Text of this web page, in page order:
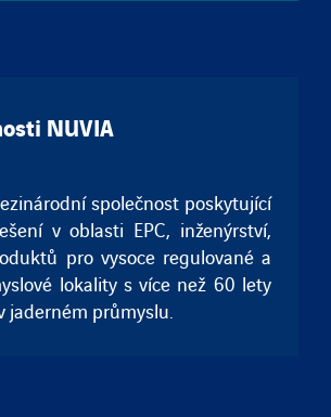
NUVIA
společnost poskytující
v oblasti EPC, inženýrství,
pro vysoce regulované a
lokality s více než 60 lety
jaderném průmyslu.